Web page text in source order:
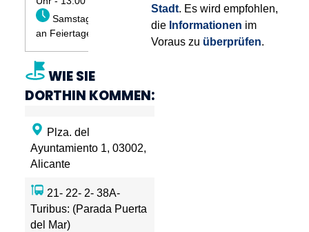
Samstags, sonntags und
an Feiertagen: Geschlossen
Stadt. Es wird empfohlen,
die Informationen im
Voraus zu überprüfen.
DORTHIN KOMMEN:
Plza. del
Ayuntamiento 1, 03002,
Alicante
21- 22- 2- 38A-
Turibus: (Parada Puerta
del Mar)